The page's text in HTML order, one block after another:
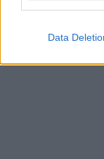
Data